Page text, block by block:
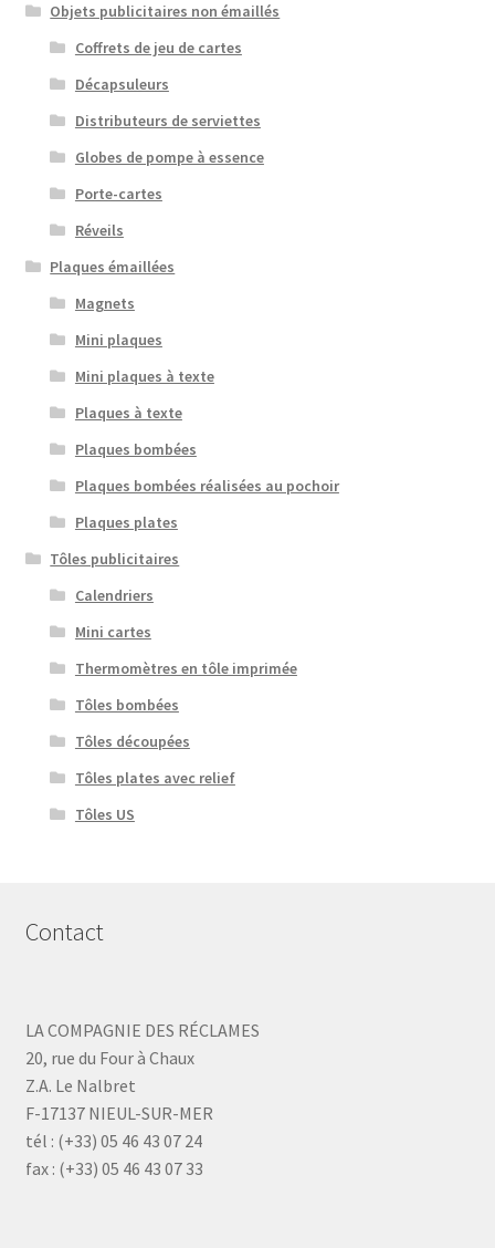
Objets publicitaires non émaillés
Coffrets de jeu de cartes
Décapsuleurs
Distributeurs de serviettes
Globes de pompe à essence
Porte-cartes
Réveils
Plaques émaillées
Magnets
Mini plaques
Mini plaques à texte
Plaques à texte
Plaques bombées
Plaques bombées réalisées au pochoir
Plaques plates
Tôles publicitaires
Calendriers
Mini cartes
Thermomètres en tôle imprimée
Tôles bombées
Tôles découpées
Tôles plates avec relief
Tôles US
Contact
LA COMPAGNIE DES RÉCLAMES
20, rue du Four à Chaux
Z.A. Le Nalbret
F-17137 NIEUL-SUR-MER
tél : (+33) 05 46 43 07 24
fax : (+33) 05 46 43 07 33